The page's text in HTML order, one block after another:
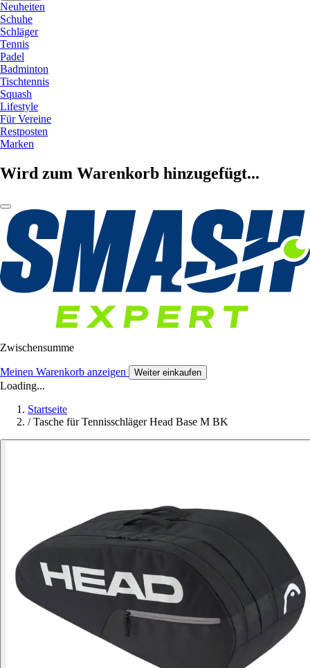
Neuheiten
Schuhe
Schläger
Tennis
Padel
Badminton
Tischtennis
Squash
Lifestyle
Für Vereine
Restposten
Marken
Wird zum Warenkorb hinzugefügt...
Zwischensumme
Meinen Warenkorb anzeigen Weiter einkaufen
Loading...
Startseite
/ Tasche für Tennisschläger Head Base M BK